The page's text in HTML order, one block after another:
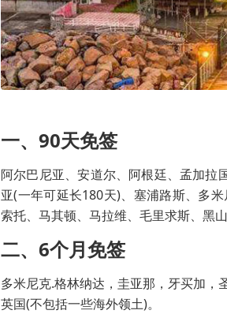
一、90天免签
阿尔巴尼亚、安道尔、阿根廷、孟加拉
亚(一年可延长180天)、塞浦路斯、多
索托、马其顿、马拉维、毛里求斯、黑
二、6个月免签
多米尼克.格林纳达，圭亚那，牙买加，
英国(不包括一些海外领土)。